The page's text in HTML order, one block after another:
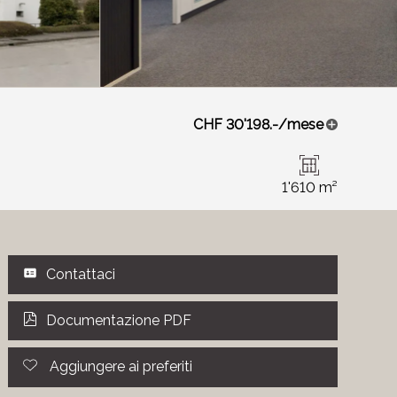
CHF 30'198.-/mese
1'610 m²
Contattaci
Documentazione PDF
Aggiungere ai preferiti